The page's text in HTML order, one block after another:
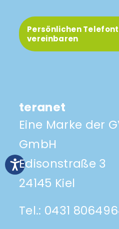
Persönlichen
vereinbaren
teranet
Eine Marke der
GmbH
Edisonstraße 3
24145 Kiel
Tel.: 0431